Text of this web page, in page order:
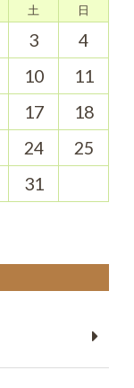
土 日
3
4
10
11
17
18
24
25
31